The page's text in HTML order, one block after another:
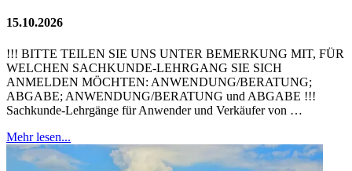
15.10.2026
!!! BITTE TEILEN SIE UNS UNTER BEMERKUNG MIT, FÜR
WELCHEN SACHKUNDE-LEHRGANG SIE SICH
ANMELDEN MÖCHTEN: ANWENDUNG/BERATUNG;
ABGABE; ANWENDUNG/BERATUNG und ABGABE !!!
Sachkunde-Lehrgänge für Anwender und Verkäufer von …
Mehr lesen...